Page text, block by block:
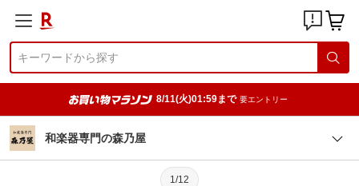
8/11(火)01:59まで 要エントリー
和楽器専門の森乃屋
1/12